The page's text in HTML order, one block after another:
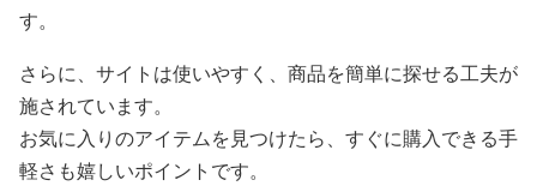
す。
さらに、サイトは使いやすく、商品を簡単に探せる工夫が
施されています。
お気に入りのアイテムを見つけたら、すぐに購入できる手
軽さも嬉しいポイントです。